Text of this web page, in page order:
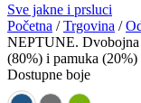
Sve jakne i prsluci
Početna /Trgovina /
NEPTUNE. Dvobojna
(80%) i pamuka (20%)
Dostupne boje